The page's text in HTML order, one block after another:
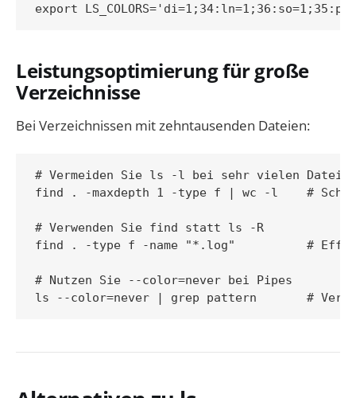
Leistungsoptimierung für große
Verzeichnisse
Bei Verzeichnissen mit zehntausenden Dateien:
# Vermeiden Sie ls -l bei sehr vielen Dateien
find . -maxdepth 1 -type f | wc -l    #
# Verwenden Sie find statt ls -R
find . -type f -name "*.log"          #
# Nutzen Sie --color=never bei Pipes